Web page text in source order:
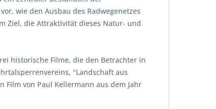
wie den Ausbau des Radwegenetzes
Ziel, die Attraktivität dieses Natur- und
historische Filme, die den Betrachter in
"Landschaft aus
von Paul Kellermann aus dem Jahr